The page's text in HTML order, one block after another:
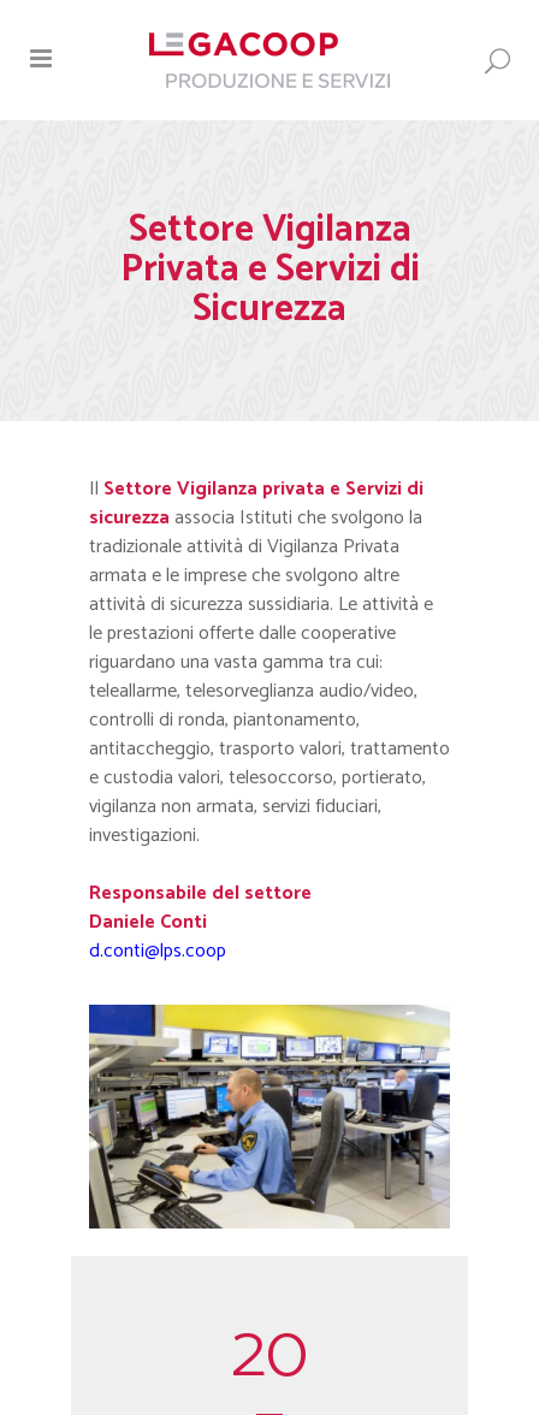
Settore Vigilanza
Privata e Servizi di
Sicurezza
Il Settore Vigilanza privata e Servizi di
sicurezzaassocia Istituti che svolgono la
tradizionale attività di Vigilanza Privata
armata e le imprese che svolgono altre
attività di sicurezza sussidiaria. Le attività e
le prestazioni offerte dalle cooperative
riguardano una vasta gamma tra cui:
teleallarme, telesorveglianza audio/video,
controlli di ronda, piantonamento,
antitaccheggio, trasporto valori, trattamento
e custodia valori, telesoccorso, portierato,
vigilanza non armata, servizi fiduciari,
investigazioni.
Responsabile del settore
Daniele Conti
d.conti@lps.coop
20